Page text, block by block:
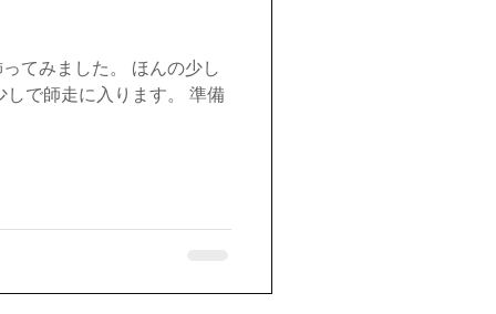
てみました。 ほんの少し
で師走に入ります。 準備